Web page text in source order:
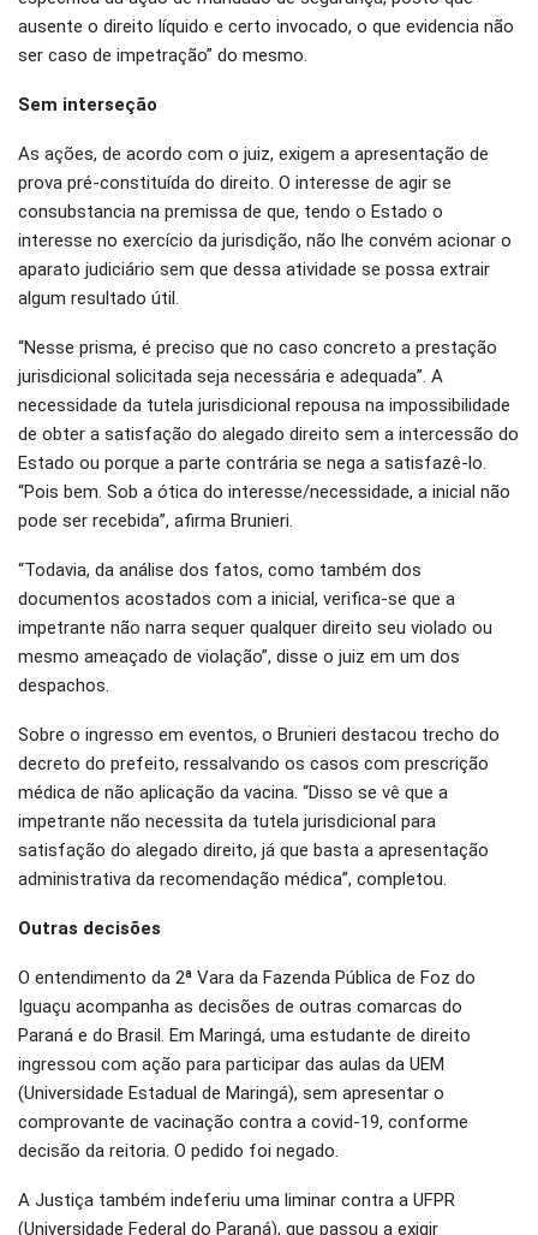
ausente o direito líquido e certo invocado, o que evidencia não
ser caso de impetração” do mesmo.
Sem interseção
As ações, de acordo com o juiz, exigem a apresentação de
prova pré-constituída do direito. O interesse de agir se
consubstancia na premissa de que, tendo o Estado o
interesse no exercício da jurisdição, não lhe convém acionar o
aparato judiciário sem que dessa atividade se possa extrair
algum resultado útil.
“Nesse prisma, é preciso que no caso concreto a prestação
jurisdicional solicitada seja necessária e adequada”. A
necessidade da tutela jurisdicional repousa na impossibilidade
de obter a satisfação do alegado direito sem a intercessão do
Estado ou porque a parte contrária se nega a satisfazê-lo.
“Pois bem. Sob a ótica do interesse/necessidade, a inicial não
pode ser recebida”, afirma Brunieri.
“Todavia, da análise dos fatos, como também dos
documentos acostados com a inicial, verifica-se que a
impetrante não narra sequer qualquer direito seu violado ou
mesmo ameaçado de violação”, disse o juiz em um dos
despachos.
Sobre o ingresso em eventos, o Brunieri destacou trecho do
decreto do prefeito, ressalvando os casos com prescrição
médica de não aplicação da vacina. “Disso se vê que a
impetrante não necessita da tutela jurisdicional para
satisfação do alegado direito, já que basta a apresentação
administrativa da recomendação médica”, completou.
Outras decisões
O entendimento da 2ª Vara da Fazenda Pública de Foz do
Iguaçu acompanha as decisões de outras comarcas do
Paraná e do Brasil. Em Maringá, uma estudante de direito
ingressou com ação para participar das aulas da UEM
(Universidade Estadual de Maringá), sem apresentar o
comprovante de vacinação contra a covid-19, conforme
decisão da reitoria. O pedido foi negado.
A Justiça também indeferiu uma liminar contra a UFPR
(Universidade Federal do Paraná), que passou a exigir